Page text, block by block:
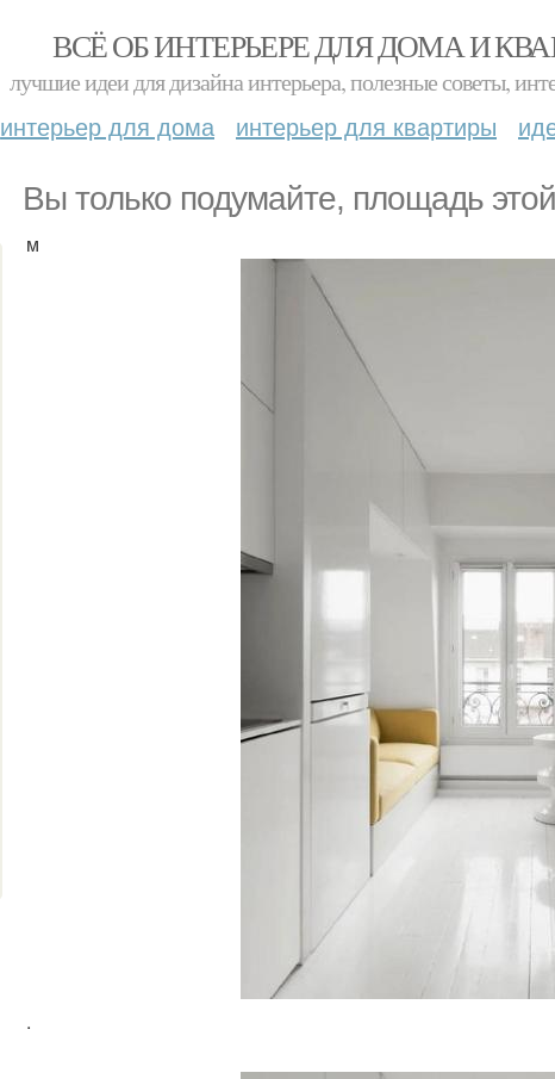
ВСЁ ОБ ИНТЕРЬЕРЕ ДЛЯ ДОМА И
лучшие идеи для дизайна интерьера, полезные советы,
интерьер для дома интерьер для квартиры
Вы только подумайте, площадь
м
.